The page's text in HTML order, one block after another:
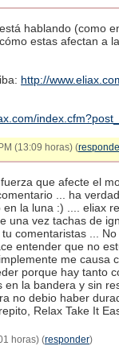
hablando (como
estas afectan a
http://
(13:09 horas) (
que afecte el
... ha
la luna :) .... eliax
una vez tachas de
comentaristas ...
entender que no
me causa
porque hay tanto
la bandera y sin
no debio haber
Relax Take It
horas) (responder)